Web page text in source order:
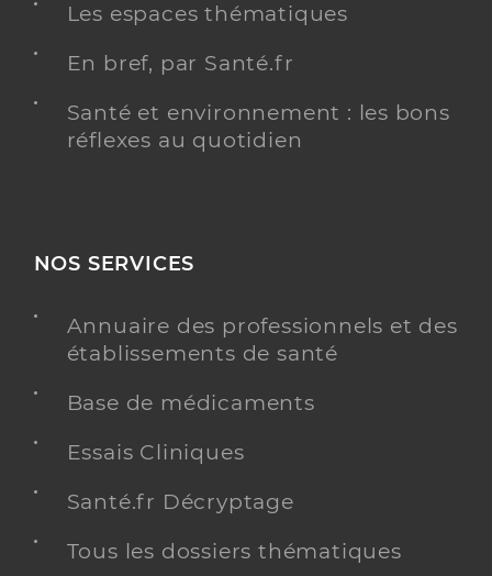
Les espaces thématiques
En bref, par Santé.fr
Santé et environnement : les bons
réflexes au quotidien
NOS SERVICES
Annuaire des professionnels et des
établissements de santé
Base de médicaments
Essais Cliniques
Santé.fr Décryptage
Tous les dossiers thématiques